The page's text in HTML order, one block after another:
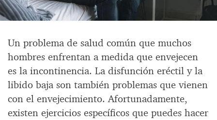
Un problema de salud común que muchos
hombres enfrentan a medida que envejecen
es la incontinencia. La disfunción eréctil y la
libido baja son también problemas que vienen
con el envejecimiento. Afortunadamente,
existen ejercicios específicos que puedes hacer